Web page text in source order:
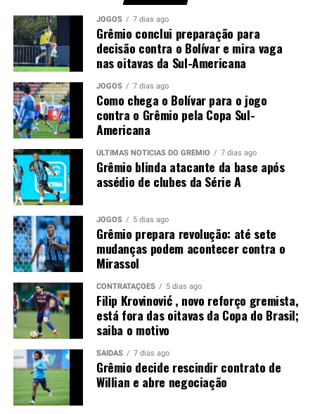
advertências em menos de meia hora, comprometendo a
equipe em um momento importante do confronto.
Você precisa ver também:Filip Krovinović , novo
Brasil; saiba o motivo
Luís Castro avalia alternativas
Sem Kannemann à disposição, Luís Castro analisa as
opções para montar a defesa. A tendência aponta para a
entrada de Wagner Leonardo, que disputa posição com
Luís Eduardo para atuar ao lado de Gustavo Martins. A
definição deve acontecer nos últimos treinamentos
antes da partida.
Contudo, a ausência do ídolo gremista abre espaço para
outro defensor mostrar serviço em um confronto de
grande importância. OGrêmioespera iniciar o mata-
mata com um bom resultado para construir vantagem e
chegar mais tranquilo ao duelo de volta das oitavas de
final da Copa do Brasil.
Foto: Lucas Uebel / Grêmio
JOGOS 7 dias ago
Grêmio conclui preparação para
decisão contra o Bolívar e mira vaga
nas oitavas da Sul-Americana
JOGOS 7 dias ago
Como chega o Bolívar para o jogo
contra o Grêmio pela Copa Sul-
Americana
ÚLTIMAS NOTÍCIAS DO GRÊMIO 7 dias ago
Grêmio blinda atacante da base após
assédio de clubes da Série A
JOGOS 5 dias ago
Grêmio prepara revolução: até sete
mudanças podem acontecer contra o
Mirassol
CONTRATAÇÕES 5 dias ago
Filip Krovinović , novo reforço gremista,
está fora das oitavas da Copa do Brasil;
saiba o motivo
SAÍDAS 7 dias ago
Grêmio decide rescindir contrato de
Willian e abre negociação